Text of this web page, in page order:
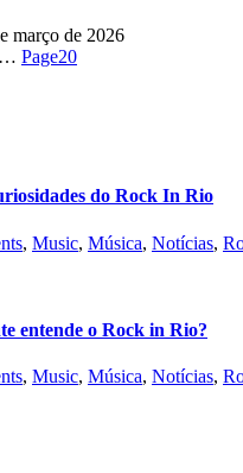
março de 2026
… Page20
do Rock In Rio
, Music, Música, Notícias,
entende o Rock in Rio?
, Music, Música, Notícias,